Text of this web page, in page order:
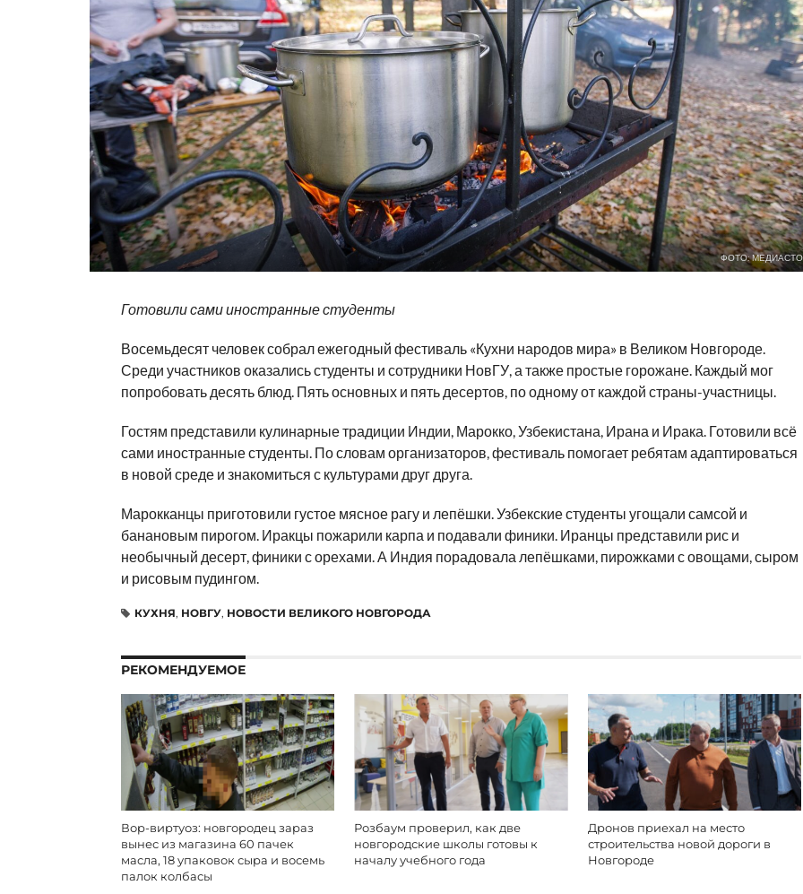
ФОТО:
Готовили сами иностранные студенты
Восемьдесят человек собрал ежегодный фестиваль «Кухни народов мира» в Великом Новгороде.
Среди участников оказались студенты и сотрудники НовГУ, а также простые горожане. Каждый мог
попробовать десять блюд. Пять основных и пять десертов, по одному от каждой страны-участницы.
Гостям представили кулинарные традиции Индии, Марокко, Узбекистана, Ирана и Ирака. Готовили всё
сами иностранные студенты. По словам организаторов, фестиваль помогает ребятам адаптироваться
в новой среде и знакомиться с культурами друг друга.
Марокканцы приготовили густое мясное рагу и лепёшки. Узбекские студенты угощали самсой и
банановым пирогом. Иракцы пожарили карпа и подавали финики. Иранцы представили рис и
необычный десерт, финики с орехами. А Индия порадовала лепёшками, пирожками с овощами, сыром
и рисовым пудингом.
КУХНЯ, НОВГУ, НОВОСТИ ВЕЛИКОГО НОВГОРОДА
РЕКОМЕНДУЕМОЕ
Вор-виртуоз: новгородец зараз
вынес из магазина 60 пачек
масла, 18 упаковок сыра и восемь
палок колбасы
Розбаум проверил, как две
новгородские школы готовы к
началу учебного года
Дронов приехал на место
строительства новой дороги в
Новгороде